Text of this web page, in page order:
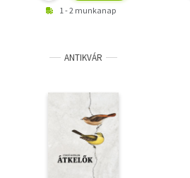
1 - 2 munkanap
ANTIKVÁR